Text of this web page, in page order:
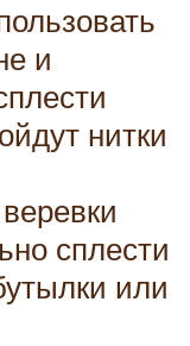
и
нитки
сплести
или